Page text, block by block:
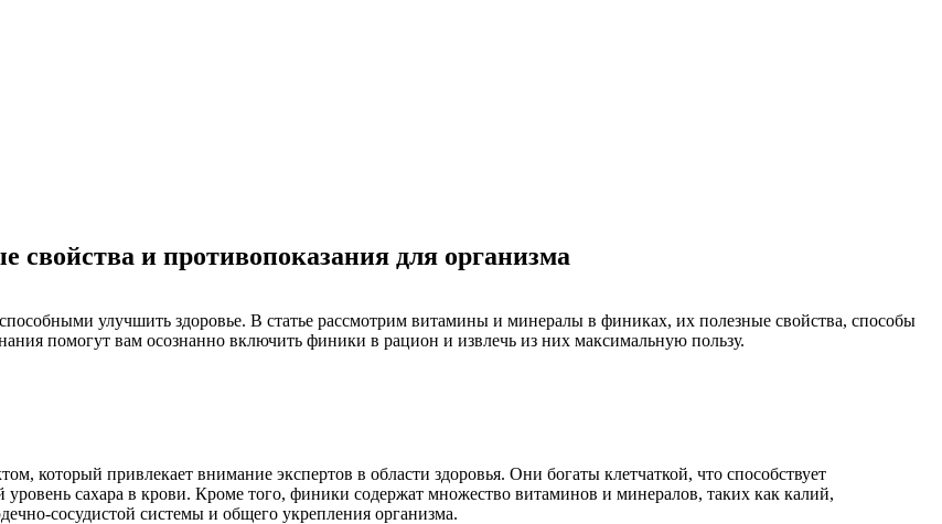
и противопоказания для организма
улучшить здоровье. В статье рассмотрим витамины и минералы в финиках, их полезные свойства, способы
помогут вам осознанно включить финики в рацион и извлечь из них максимальную пользу.
который привлекает внимание экспертов в области здоровья. Они богаты клетчаткой, что способствует
сахара в крови. Кроме того, финики содержат множество витаминов и минералов, таких как калий,
сосудистой системы и общего укрепления организма.